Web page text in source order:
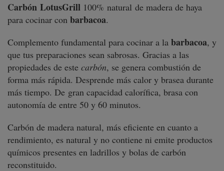
Carbón LotusGrill 100% natural de madera de haya
para cocinar con barbacoa.
Complemento fundamental para cocinar a la barbacoa, y
que tus preparaciones sean sabrosas. Gracias a las
propiedades de este carbón, se genera combustión de
forma más rápida. Desprende más calor y brasea durante
más tiempo. De gran capacidad calorífica, brasa con
autonomía de entre 50 y 60 minutos.
Carbón de madera natural, más eficiente en cuanto a
rendimiento, es natural y no contiene ni emite productos
químicos presentes en ladrillos y bolas de carbón
reconstituido.